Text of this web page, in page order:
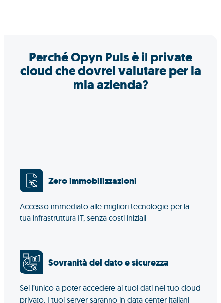
Perché Opyn Puls è il private
cloud che dovrei valutare per la
mia azienda?
Zero immobilizzazioni
Accesso immediato alle migliori tecnologie per la
tua infrastruttura IT, senza costi iniziali
Sovranità del dato e sicurezza
Sei l’unico a poter accedere ai tuoi dati nel tuo cloud
privato. I tuoi server saranno in data center italiani